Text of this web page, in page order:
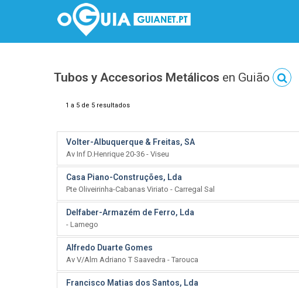
Tubos y Accesorios Metálicos en Guião
1 a 5 de 5 resultados
Volter-Albuquerque & Freitas, SA
Av Inf D.Henrique 20-36 - Viseu
Casa Piano-Construções, Lda
Pte Oliveirinha-Cabanas Viriato - Carregal Sal
Delfaber-Armazém de Ferro, Lda
- Lamego
Alfredo Duarte Gomes
Av V/Alm Adriano T Saavedra - Tarouca
Francisco Matias dos Santos, Lda